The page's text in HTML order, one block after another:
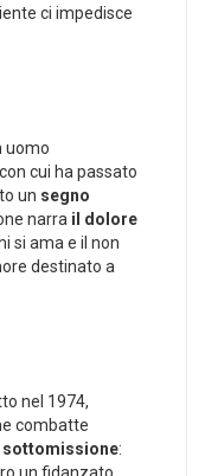
ci impedisce
uomo
cui ha passato
un segno
narra il dolore
si ama e il non
destinato a
nel 1974,
combatte
sottomissione:
un fidanzato